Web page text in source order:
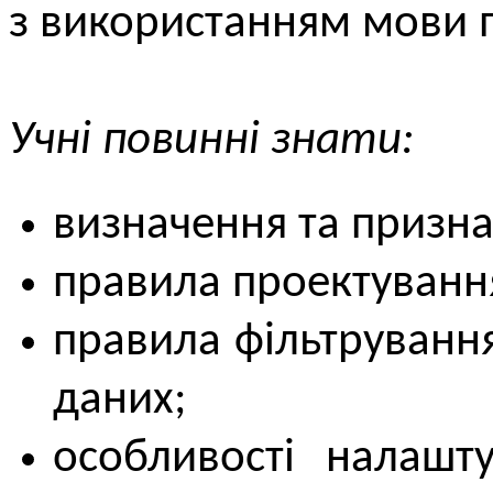
з використанням мови
Учні повинні знати:
визначення та
правила
правила
даних;
особливості